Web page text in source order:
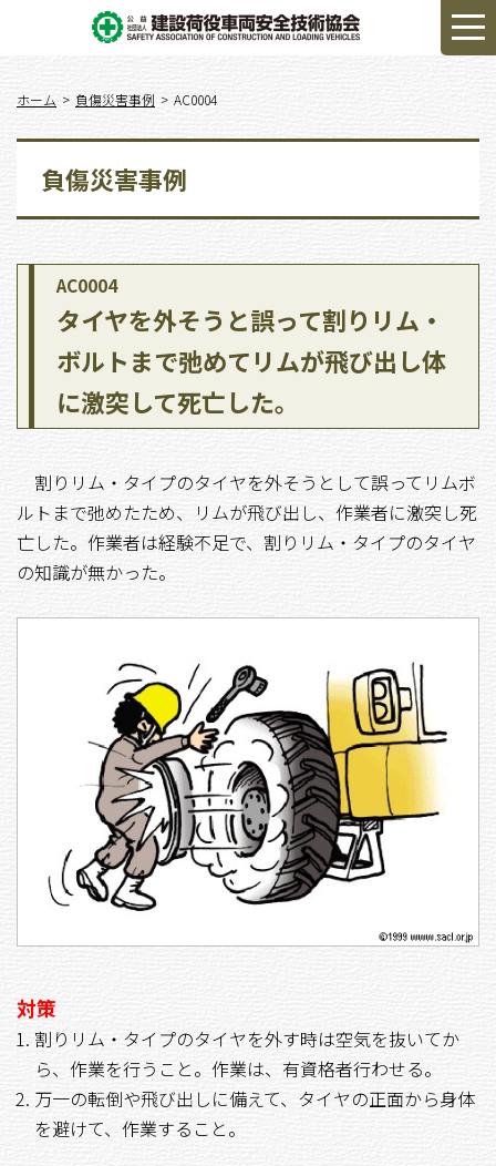
ホーム 負傷災害事例 AC0004
負傷災害事例
AC0004
タイヤを外そうと誤って割りリム・
ボルトまで弛めてリムが飛び出し体
に激突して死亡した。
割りリム・タイプのタイヤを外そうとして誤ってリムボ
ルトまで弛めたため、リムが飛び出し、作業者に激突し死
亡した。作業者は経験不足で、割りリム・タイプのタイヤ
の知識が無かった。
対策
割りリム・タイプのタイヤを外す時は空気を抜いてか
ら、作業を行うこと。作業は、有資格者行わせる。
万一の転倒や飛び出しに備えて、タイヤの正面から身体
を避けて、作業すること。